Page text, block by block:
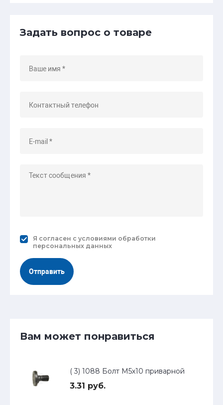
Задать вопрос о товаре
Я согласен с условиями обработки
персональных данных
Отправить
Вам может понравиться
( 3) 1088 Болт М5х10 приварной
3.31 руб.